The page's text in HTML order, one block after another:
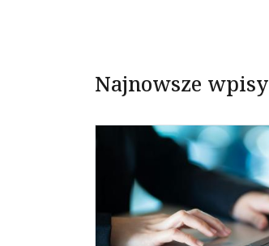
Najnowsze wpisy